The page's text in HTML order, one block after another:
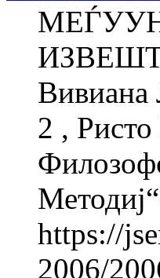
2 ,
https://
2006/